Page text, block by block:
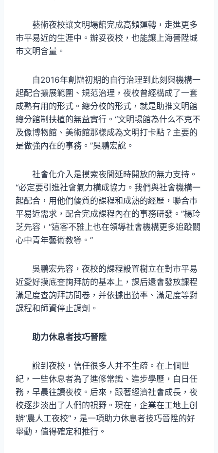
藝術夜校讓文明場館完成高頻運轉，走進更多
市平易近的生涯中。辦妥夜校，也能讓上海晉陞城
市文明含量。
自2016年創辦初期的自行治理到此刻與機構一
起配合擴展範圍、規范治理，夜校曾經構成了一套
成熟有用的形式。總分校的形式，就是助推文明館
總分館制扶植的無益實行。“文明場館為什么不克不
及像博物館、美術館那樣成為文明打卡點？主要的
是做強內在的事務。”吳鵬宏說。
社會化介入是摸索夜間延時開放的無力支持。
“必定要引進社會氣力構成協力。我們與社會機構一
起配合，用他們優質的課程和成熟的經歷，聯合市
平易近需求，配合完成課程內在的事務研發。”楊玲
芝先容，“這客不雅上也在領導社會機構更多追蹤關
心中青年藝術教導。”
吳鵬宏先容，夜校的課程設置樹立在對市平易
近愛好摸底查詢拜訪的基本上，課后還會發放課程
滿足度查詢拜訪問卷，并依據出勤率、滿足度等對
課程和師資停止調劑。
助力休息者技巧晉陞
說到夜校，信任很多人并不生疏。在上個世
紀，一些休息者為了進修常識、進步學歷，白日任
務，早晨往讀夜校。后來，跟著經濟社會成長，夜
校逐步淡出了人們的視野。現在，企業在工地上創
辦“農人工夜校”，是一項助力休息者技巧晉陞的好
舉動，值得確定和推行。